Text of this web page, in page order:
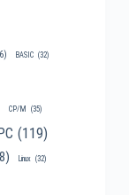
BASIC (32)
CP/M (35)
(119)
Linux (32)